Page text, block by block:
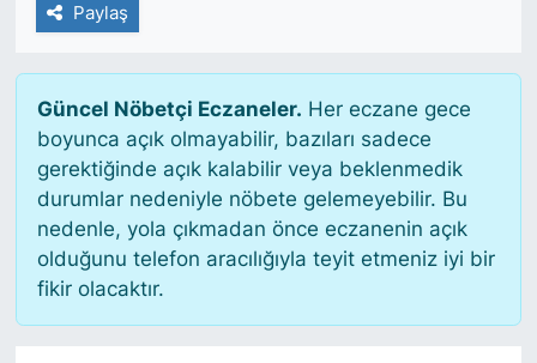
Paylaş
Güncel Nöbetçi Eczaneler. Her eczane gece
boyunca açık olmayabilir, bazıları sadece
gerektiğinde açık kalabilir veya beklenmedik
durumlar nedeniyle nöbete gelemeyebilir. Bu
nedenle, yola çıkmadan önce eczanenin açık
olduğunu telefon aracılığıyla teyit etmeniz iyi bir
fikir olacaktır.